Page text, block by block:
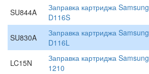
SU844A
Заправка картриджа Samsung
D116S
SU830A
Заправка картриджа Samsung
D116L
LC15N
Заправка картриджа Samsung
1210